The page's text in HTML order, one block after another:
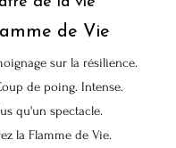
de Vie
sur la résilience.
de poing. Intense.
qu'un spectacle.
la Flamme de Vie.